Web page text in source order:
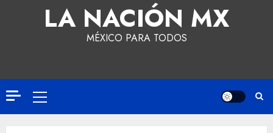
LA NACIÓN MX
MÉXICO PARA TODOS